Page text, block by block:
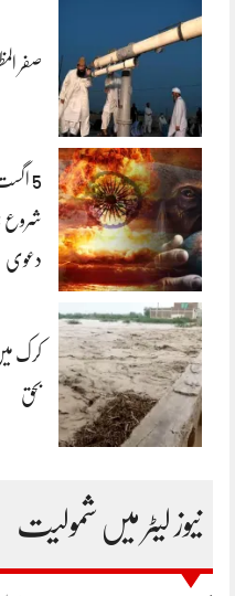
صفر
شروع
دعوی
بحق
نیوز لیٹر میں شمولیت